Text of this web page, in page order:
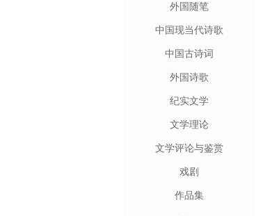
外国随笔
中国现当代诗歌
中国古诗词
外国诗歌
纪实文学
文学理论
文学评论与鉴赏
戏剧
作品集